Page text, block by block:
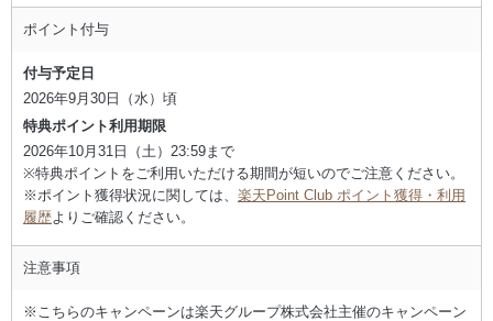
ポイント付与
付与予定日
2026年9月30日（水）頃
特典ポイント利用期限
2026年10月31日（土）23:59まで
※特典ポイントをご利用いただける期間が短いのでご注意ください。
※ポイント獲得状況に関しては、 楽天Point Club ポイント獲得・利用
履歴よりご確認ください。
注意事項
※こちらのキャンペーンは楽天グループ株式会社主催のキャンペーン